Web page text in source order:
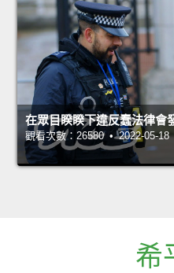
在眾目睽睽下違反蠢法律會
觀看次數：26580 • 2022-05-18
希